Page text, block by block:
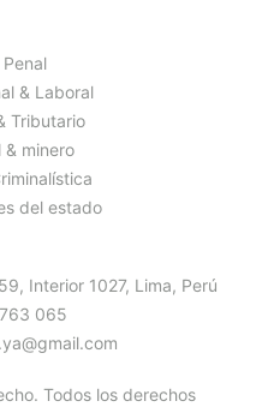
Penal
& Laboral
Tributario
& minero
del estado
Interior 1027, Lima, Perú
065
Todos los derechos